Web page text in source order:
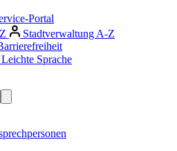
Portal
Stadtverwaltung A-Z
Leichte Sprache